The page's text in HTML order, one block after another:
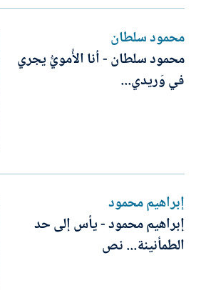
محمود سلطان
محمود سلطان - أنا الأُمويُّ يجري
في وَريدي...
إبراهيم محمود
إبراهيم محمود - يأس إلى حد
الطمأنينة... نص